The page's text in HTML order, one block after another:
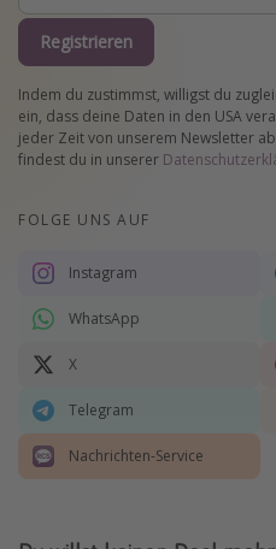
Registrieren
Indem du zustimmst, willigst du
ein, dass deine Daten in den USA
jeder Zeit von unserem Newsletter
findest du in unserer
FOLGE UNS AUF
Instagram
WhatsApp
X
Telegram
Nachrichten-Service